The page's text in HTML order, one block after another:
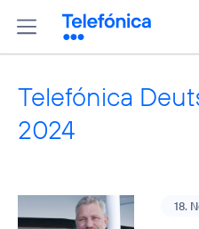
Telefónica
2024
18.